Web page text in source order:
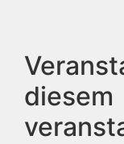
diesem